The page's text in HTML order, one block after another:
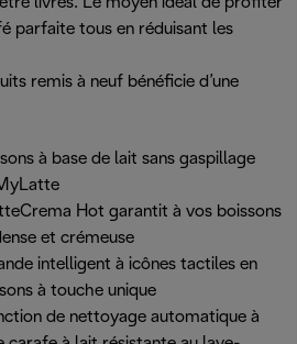
parfaite tous en réduisant les
remis à neuf bénéficie d’une
à base de lait sans gaspillage
Hot garantit à vos boissons
et crémeuse
intelligent à icônes tactiles en
à touche unique
de nettoyage automatique à